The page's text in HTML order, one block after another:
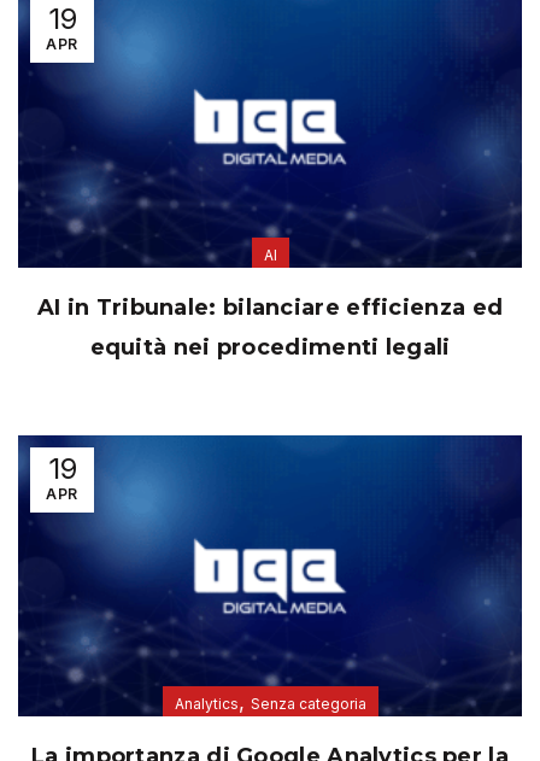
19
APR
AI
AI in Tribunale: bilanciare efficienza ed
equità nei procedimenti legali
19
APR
Analytics, Senza categoria